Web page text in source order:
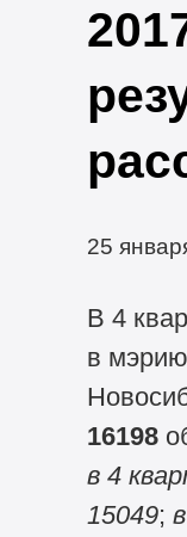
25
В 4
в
16198
в 4
15049;